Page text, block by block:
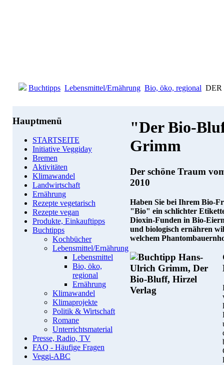
Buchtipps Lebensmittel/Ernährung Bio, öko, regional DER
Hauptmenü
STARTSEITE
Initiative Veggiday
Bremen
Aktivitäten
Klimawandel
Landwirtschaft
Ernährung
Rezepte vegetarisch
Rezepte vegan
Produkte, Einkauftipps
Buchtipps
Kochbücher
Lebensmittel/Ernährung
Lebensmittel
Bio, öko,
regional
Ernährung
Klimawandel
Klimaprojekte
Politik & Wirtschaft
Romane
Unterrichtsmaterial
Presse, Radio, TV
FAQ - Häufige Fragen
Veggi-ABC
"Der Bio-
Grimm
Der schöne Traum
2010
Haben Sie bei Ihrem Bio-
"Bio" ein schlichter
Dioxin-Funden in Bio-
und biologisch ernähren
welchem